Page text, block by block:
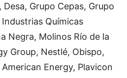
Desa, Grupo Cepas, Grupo
Químicas
Negra, Molinos Río de la
Group, Nestlé, Obispo,
Energy, Plavicon